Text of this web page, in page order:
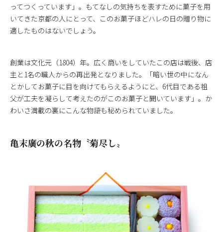
ってつくっています」。もてなしの気持ちを表すために菓子を用
いてきた京都の人にとって、このお菓子ほどハレの日の贈り物に
適したものはないでしょう。
創業は文化元（1804）年。広く商いをしていたこの店は戦後、店
主と1名の職人からの再出発となりました。「暗い世の中になん
とかしてお菓子に目を向けてもらえるようにと、6代目である祖
父が工夫を凝らして考えたのがこのお菓子と聞いています」。か
わいさ満載の裏にこんな物語も秘められていました。
亀末廣の秋の名物〝菊尽し〟